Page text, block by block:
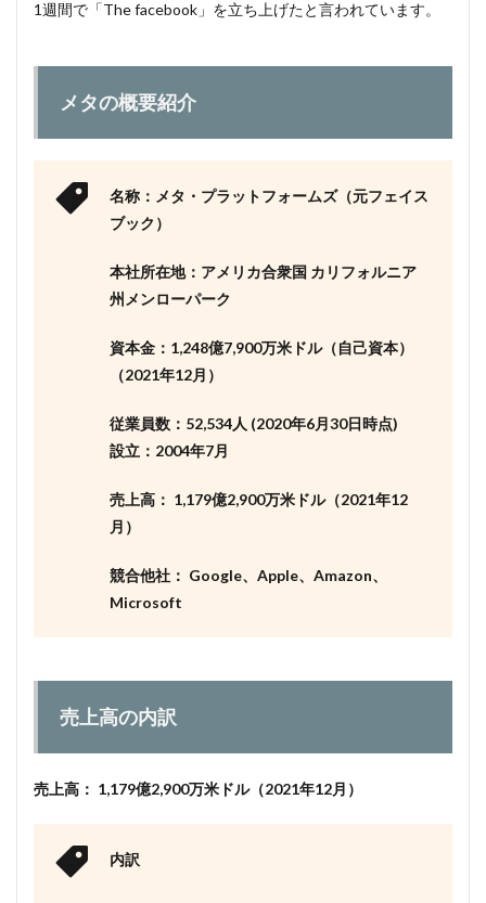
2.What(顧
値を提供
2.3
3.How(ど
その価値
を提供す
るか)
4.Why(な
ぜそれが
1週間で「The facebook」を立ち上げたと言われています。
メタの概要紹介
名称：メタ・プラットフォームズ（元フェイス
ブック）
本社所在地：アメリカ合衆国 カリフォルニア
州メンローパーク
資本金：1,248億7,900万米ドル（自己資本）
（2021年12月）
従業員数：52,534人 (2020年6月30日時点)
設立：2004年7月
売上高： 1,179億2,900万米ドル（2021年12
月）
競合他社： Google、Apple、Amazon、
Microsoft
売上高の内訳
売上高： 1,179億2,900万米ドル（2021年12月）
内訳